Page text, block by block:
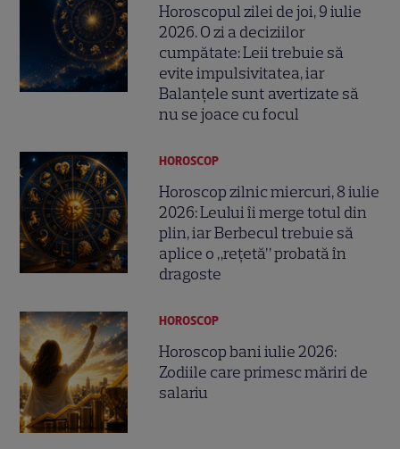
Horoscopul zilei de joi, 9 iulie
2026. O zi a deciziilor
cumpătate: Leii trebuie să
evite impulsivitatea, iar
Balanțele sunt avertizate să
nu se joace cu focul
HOROSCOP
Horoscop zilnic miercuri, 8 iulie
2026: Leului îi merge totul din
plin, iar Berbecul trebuie să
aplice o „rețetă” probată în
dragoste
HOROSCOP
Horoscop bani iulie 2026:
Zodiile care primesc măriri de
salariu